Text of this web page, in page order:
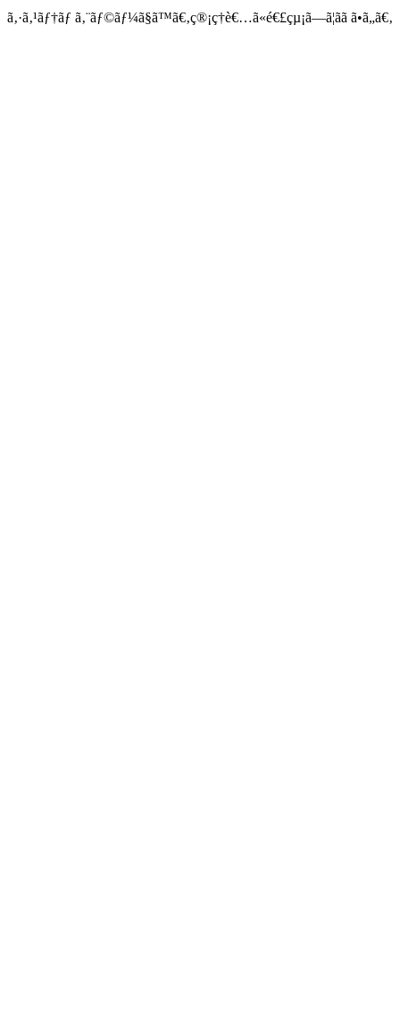
ã‚·ã‚¹ãƒ†ãƒ ã‚¨ãƒ©ãƒ¼ã§ã™ã€‚ç®¡ç†è€…ã«é€£çµ¡ã—ã¦ãã ã•ã„ã€‚